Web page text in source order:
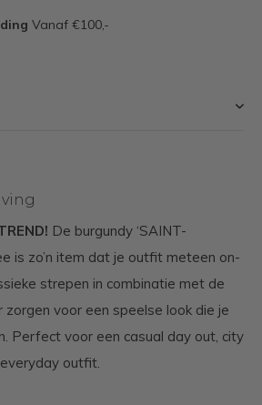
Vanaf €100,-
De burgundy ‘SAINT-
is zo’n item dat je outfit meteen on-
strepen in combinatie met de
zorgen voor een speelse look die je
Perfect voor een casual day out, city
outfit.